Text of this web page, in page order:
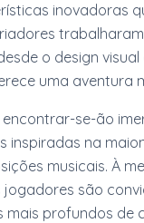
inovadoras
o design
uma aventura
se-ão
inspiradas na
musicais. À
jogadores são
mais profundos de